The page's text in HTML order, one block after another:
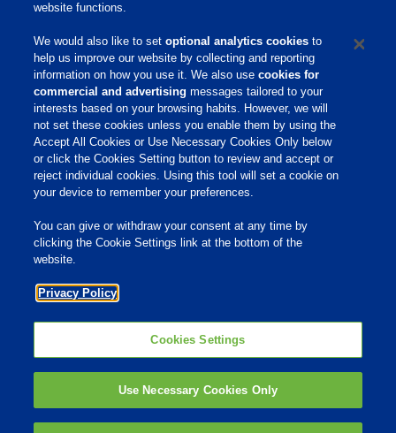
dispersante, actúa principalmente contra las
bacterias que provocan la floculación de las
células de levadura, especialmente Lactobacillus
fermentum, L. plantarum y L. fructosus.
Filtropol
Filterpol es un reactivo químico multicomponente
que se utiliza para clarificar el caldo.
Home
Responsabilidade
SDS
website functions.
We would also like to setoptional analytics cookies to
help us improve our website by collecting and reporting
information on how you use it. We also usecookies for
commercial and advertising messages tailored to your
interests based on your browsing habits. However, we will
not set these cookies unless you enable them by using the
Accept All Cookies or Use Necessary Cookies Only below
or click the Cookies Setting button to review and accept or
reject individual cookies. Using this tool will set a cookie on
your device to remember your preferences.
You can give or withdraw your consent at any time by
clicking the Cookie Settings link at the bottom of the
website.
Privacy Policy
Cookies Settings
Use Necessary Cookies Only